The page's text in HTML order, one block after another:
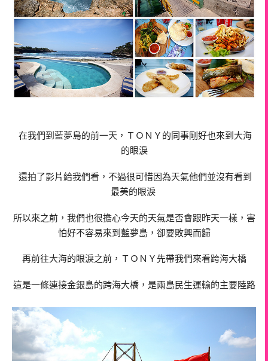
在我們到藍夢島的前一天，ＴＯＮＹ的同事剛好也來到大海
的眼淚
還拍了影片給我們看，不過很可惜因為天氣他們並沒有看到
最美的眼淚
所以來之前，我們也很擔心今天的天氣是否會跟昨天一樣，害
怕好不容易來到藍夢島，卻要敗興而歸
再前往大海的眼淚之前，ＴＯＮＹ先帶我們來看跨海大橋
這是一條連接金銀島的跨海大橋，是兩島民生運輸的主要陸路